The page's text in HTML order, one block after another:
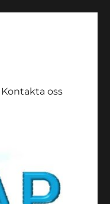
Kontakta oss